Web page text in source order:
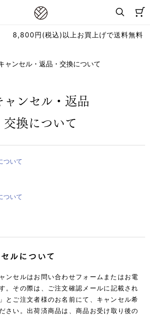
8,800円(税込)以上お買上げで送料無料
ャンセル・返品・交換について
ャンセル・返品
交換について
ついて
ついて
ルについて
ンセルはお問い合わせフォームまたはお電
。 その際は、ご注文確認メールに記載され
とご注文者様のお名前にて、キャンセル希
さい。 出荷済商品は、商品お受け取り後の